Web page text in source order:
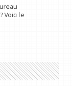
Voici le